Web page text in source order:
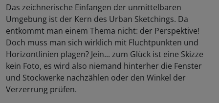
Das zeichnerische Einfangen der unmittelbaren
Umgebung ist der Kern des Urban Sketchings. Da
entkommt man einem Thema nicht: der Perspektive!
Doch muss man sich wirklich mit Fluchtpunkten und
Horizontlinien plagen? Jein... zum Glück ist eine Skizze
kein Foto, es wird also niemand hinterher die Fenster
und Stockwerke nachzählen oder den Winkel der
Verzerrung prüfen.